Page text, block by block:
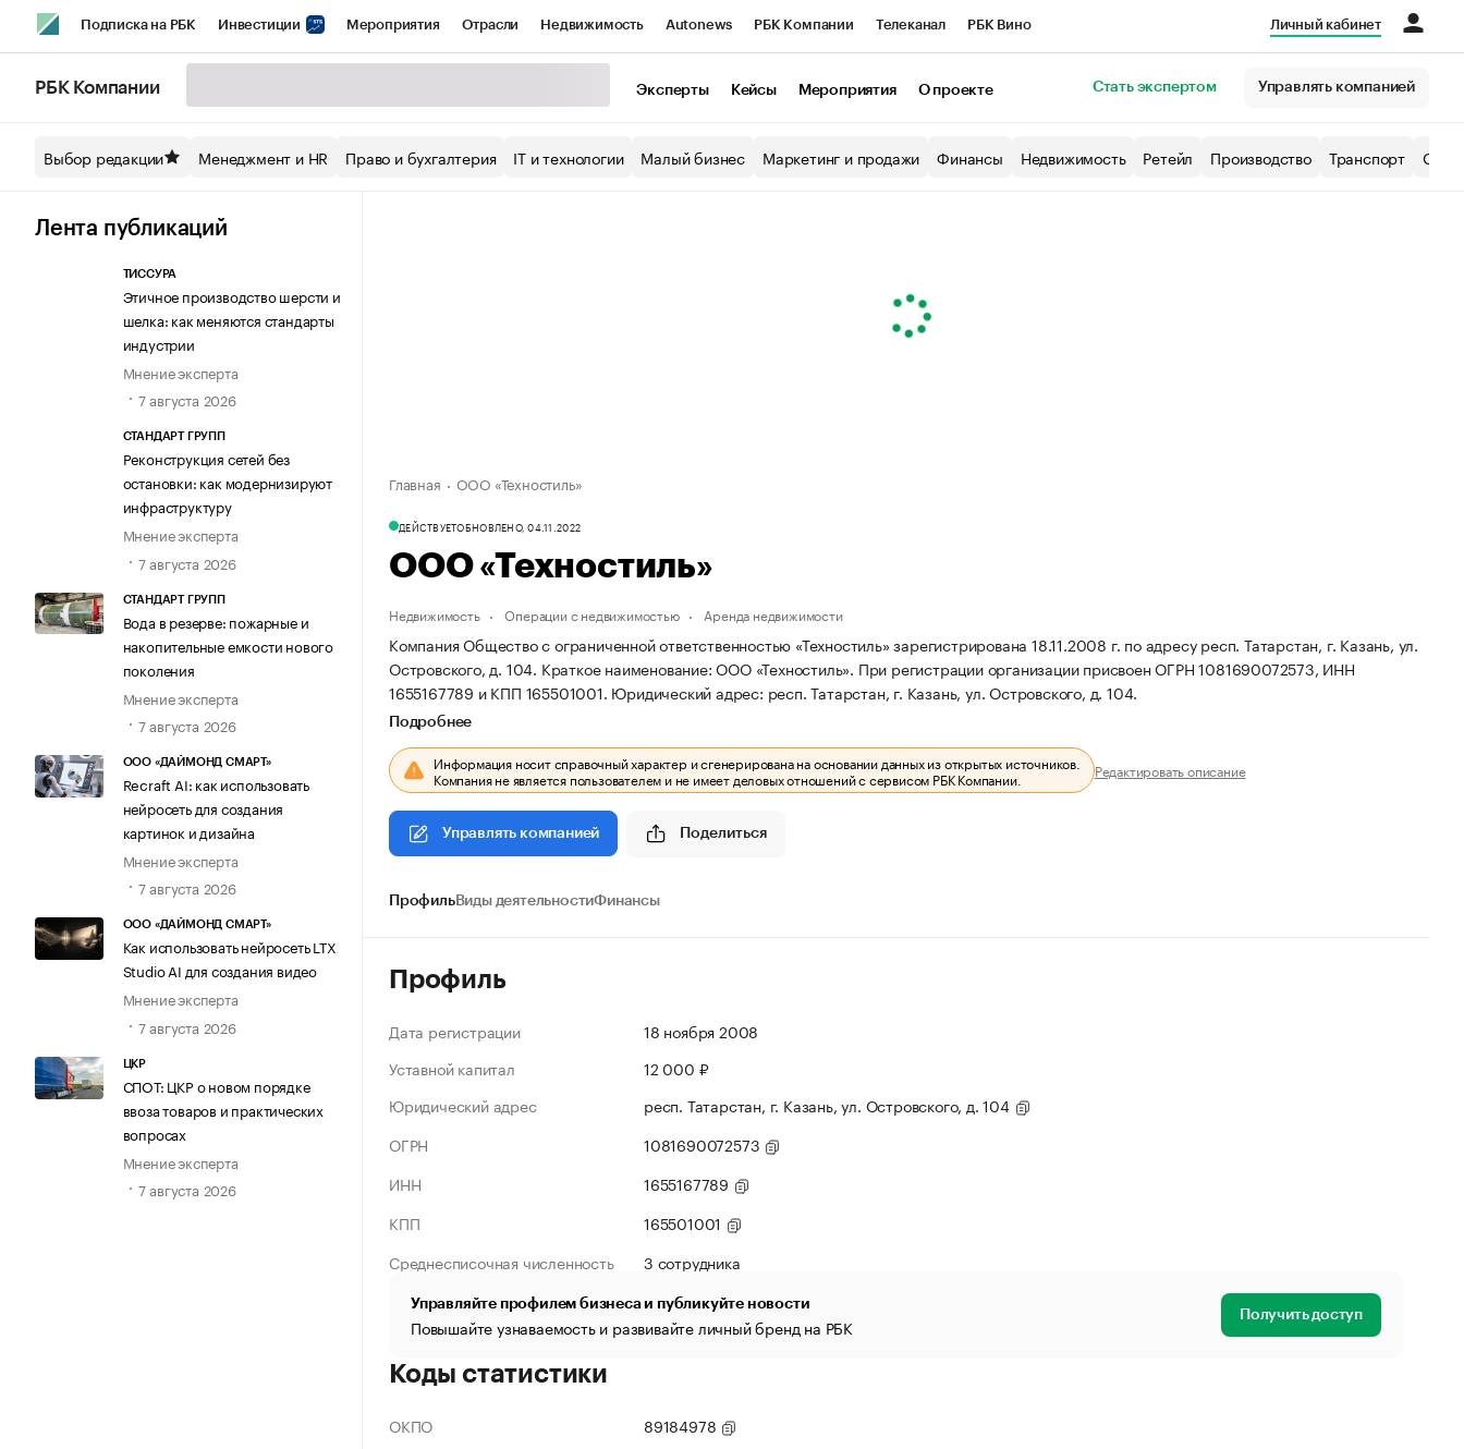
Подписка на РБК Инвестиции Мероприятия Отрасли Недвижимость Autonews РБК Компании Телеканал РБК Вино
Спецпроекты СПб Конференции СПб Спецпроекты Экономика Бизнес
Технологии и медиа
Личный кабинет
РБК Компании Эксперты Кейсы Мероприятия О проекте Стать экспертом Управлять компанией
Выбор редакции Менеджмент и HR Право и бухгалтерия IT и технологии Малый бизнес Маркетинг и продажи Финансы Недвижимость Ретейл Производство Транспорт
Лента публикаций
ТИССУРА
Этичное производство шерсти и
шелка: как меняются стандарты
индустрии
Мнение эксперта
7 августа 2026
СТАНДАРТ ГРУПП
Реконструкция сетей без
остановки: как модернизируют
инфраструктуру
Мнение эксперта
7 августа 2026
СТАНДАРТ ГРУПП
Вода в резерве: пожарные и
накопительные емкости нового
поколения
Мнение эксперта
7 августа 2026
ООО «ДАЙМОНД СМАРТ»
Recraft AI: как использовать
нейросеть для создания
картинок и дизайна
Мнение эксперта
7 августа 2026
ООО «ДАЙМОНД СМАРТ»
Как использовать нейросеть LTX
Studio AI для создания видео
Мнение эксперта
7 августа 2026
ЦКР
СПОТ: ЦКР о новом порядке
ввоза товаров и практических
вопросах
Мнение эксперта
7 августа 2026
Главная ООО «Техностиль»
ДЕЙСТВУЕТОБНОВЛЕНО, 04.11.2022
ООО «Техностиль»
Недвижимость Операции с недвижимостью Аренда недвижимости
Компания Общество с ограниченной ответственностью «Техностиль» зарегистрирована 18.11.2008 г. по адресу респ. Татарстан, г. Казань, ул.
Островского, д. 104. Краткое наименование: ООО «Техностиль». При регистрации организации присвоен ОГРН 1081690072573, ИНН
1655167789 и КПП 165501001. Юридический адрес: респ. Татарстан, г. Казань, ул. Островского, д. 104.
Подробнее
Информация носит справочный характер и сгенерирована на основании данных из открытых источников.
Компания не является пользователем и не имеет деловых отношений с сервисом РБК Компании. Редактировать описание
Управлять компанией Поделиться
ПрофильВиды деятельностиФинансы
Профиль
Дата регистрации
18 ноября 2008
Уставной капитал
12 000 ₽
Юридический адрес
респ. Татарстан, г. Казань, ул. Островского, д. 104
ОГРН
1081690072573
ИНН
1655167789
КПП
165501001
Среднесписочная численность
3 сотрудника
Управляйте профилем бизнеса и публикуйте новости
Повышайте узнаваемость и развивайте личный бренд на РБК Получить доступ
Коды статистики
ОКПО
89184978